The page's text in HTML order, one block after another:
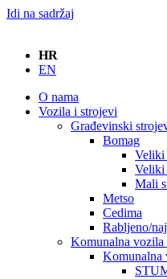
Idi na sadržaj
HR
EN
O nama
Vozila i strojevi
Građevinski
Bomag
Veliki
Veliki
Mali
Metso
Cedima
Rabljeno/
Komunalna vozila
Komunalna